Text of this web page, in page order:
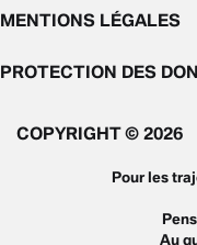
MENTIONS LÉGALES
PROTECTION DES
COPYRIGHT © 2026
Pour les
Au